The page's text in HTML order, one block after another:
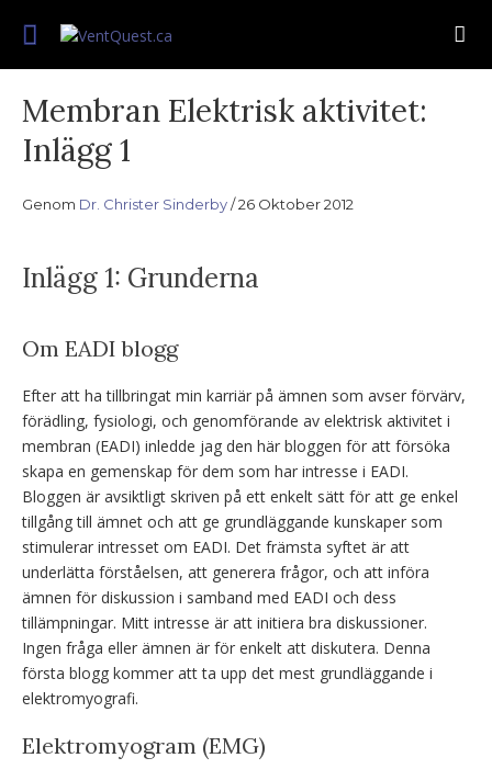
förbättrad leverans för mekanisk ventilation.
Membran Elektrisk aktivitet:
Inlägg 1
Genom Dr. Christer Sinderby 26 Oktober 2012
Inlägg 1: Grunderna
Om EADI blogg
Efter att ha tillbringat min karriär på ämnen som avser förvärv,
förädling, fysiologi, och genomförande av elektrisk aktivitet i
membran (EADI) inledde jag den här bloggen för att försöka
skapa en gemenskap för dem som har intresse i EADI.
Bloggen är avsiktligt skriven på ett enkelt sätt för att ge enkel
tillgång till ämnet och att ge grundläggande kunskaper som
stimulerar intresset om EADI. Det främsta syftet är att
underlätta förståelsen, att generera frågor, och att införa
ämnen för diskussion i samband med EADI och dess
tillämpningar. Mitt intresse är att initiera bra diskussioner.
Ingen fråga eller ämnen är för enkelt att diskutera. Denna
första blogg kommer att ta upp det mest grundläggande i
elektromyografi.
Elektromyogram (EMG)